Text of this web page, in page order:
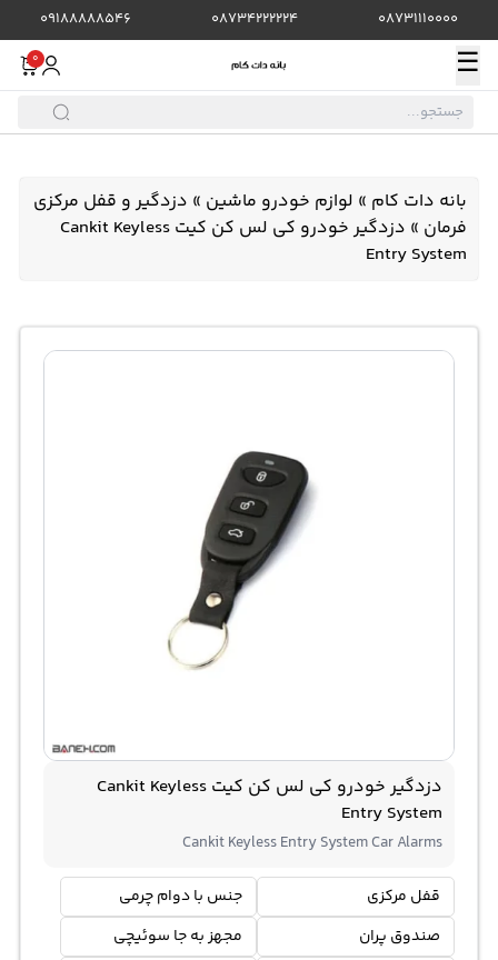
08731110000
08734222224
09188888546
☰
0
بانه دات کام » لوازم خودرو ماشین » دزدگیر و قفل مرکزی
فرمان »
دزدگیر خودرو کی لس کن کیت Cankit Keyless
Entry System
دزدگیر خودرو کی لس کن کیت Cankit Keyless
Entry System
Cankit Keyless Entry System Car Alarms
قفل مرکزی
جنس با دوام چرمی
صندوق پران
مجهز به جا سوئیچی